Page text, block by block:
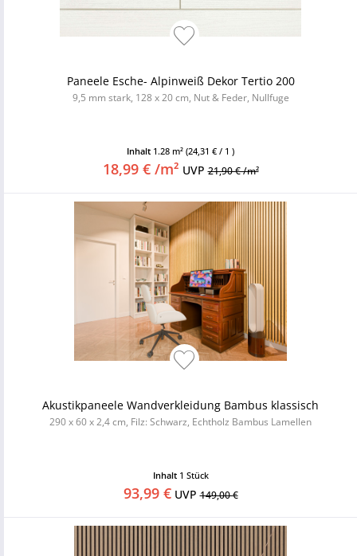
Paneele Esche- Alpinweiß Dekor Tertio 200
9,5 mm stark, 128 x 20 cm, Nut & Feder, Nullfuge
Inhalt 1.28 m² (24,31 € / 1 )
18,99 € /m² UVP21,90 € /m²
Akustikpaneele Wandverkleidung Bambus klassisch
290 x 60 x 2,4 cm, Filz: Schwarz, Echtholz Bambus Lamellen
Inhalt 1 Stück
93,99 €UVP149,00 €